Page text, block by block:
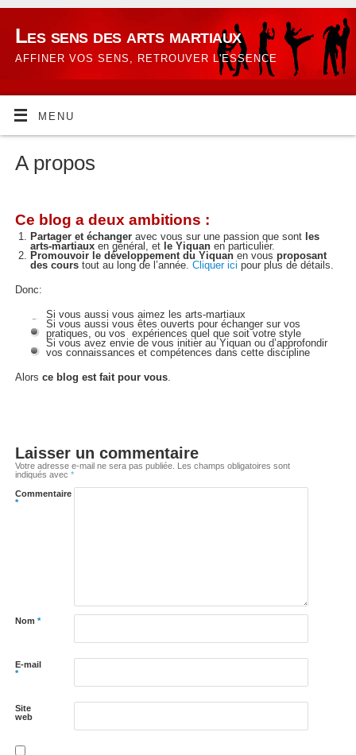
Les sens des arts martiaux
AFFINER VOS SENS, RETROUVER L'ESSENCE
MENU
A propos
Ce blog a deux ambitions :
Partager et échangeravec vous sur une passion que sont les
arts-martiauxen général, et le Yiquanen particulier.
Promouvoir le développement du Yiquanen vous proposant
des courstout au long de l’année. Cliquer ici pour plus de détails.
Donc:
Si vous aussi vous aimez les arts-martiaux
Si vous aussi vous êtes ouverts pour échanger sur vos
pratiques, ou vos expériences quel que soit votre style
Si vous avez envie de vous initier au Yiquan ou d’approfondir
vos connaissances et compétences dans cette discipline
Alors ce blog est fait pour vous.
Laisser un commentaire
Votre adresse e-mail ne sera pas publiée.
Les champs obligatoires sont
indiqués avec *
Commentaire
*
Nom *
E-mail
*
Site
web